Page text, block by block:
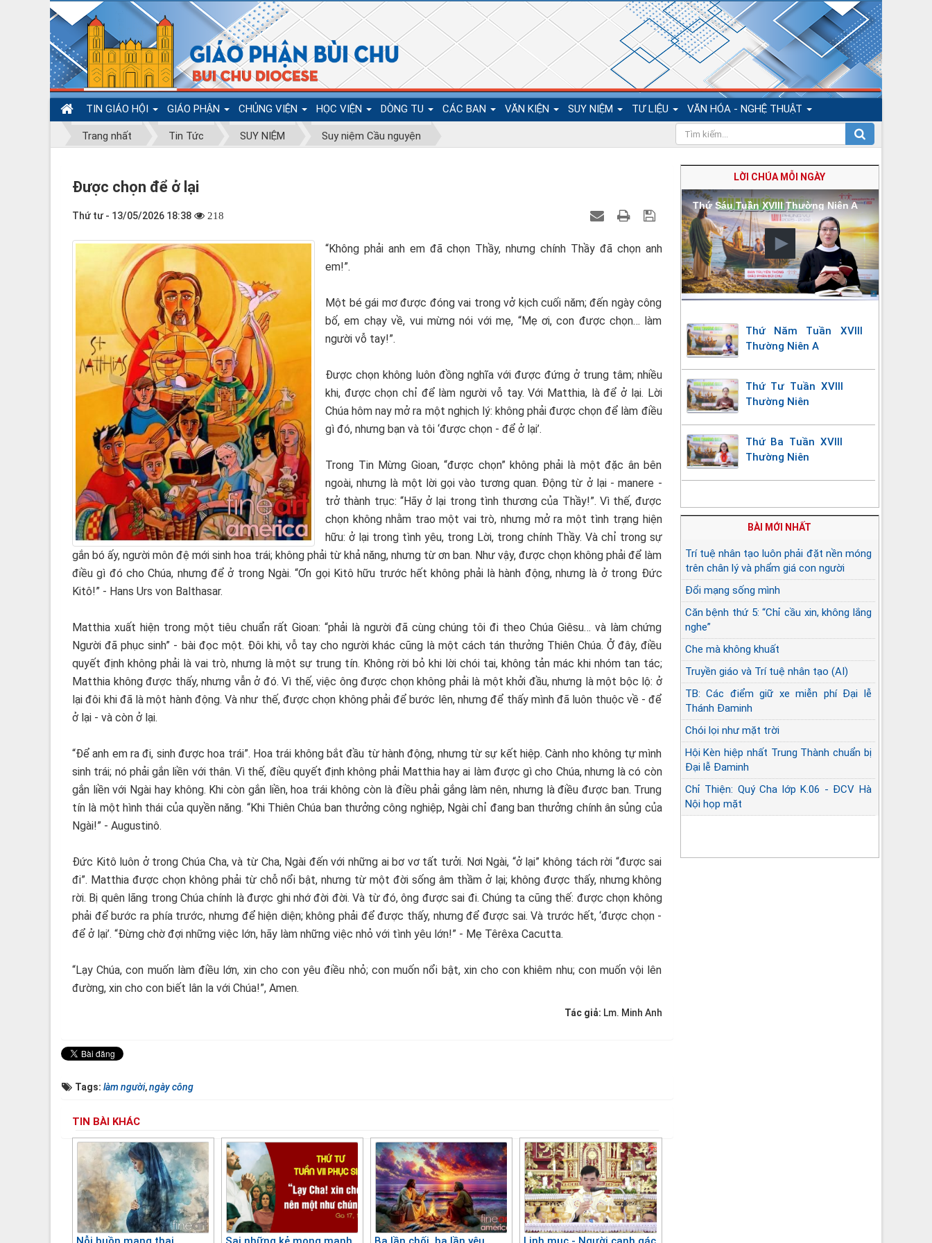
TIN GIÁO HỘI GIÁO PHẬN CHỦNG VIỆN HỌC VIỆN DÒNG TU CÁC BAN VĂN KIỆN SUY NIỆM TƯ LIỆU VĂN HÓA - NGHỆ THUẬT
Trang nhất Tin Tức SUY NIỆM Suy niệm Cầu nguyện
Được chọn để ở lại
Thứ tư - 13/05/2026 18:38 218
“Không phải anh em đã chọn Thầy, nhưng chính Thầy đã chọn anh
em!”.
Một bé gái mơ được đóng vai trong vở kịch cuối năm; đến ngày công
bố, em chạy về, vui mừng nói với mẹ, “Mẹ ơi, con được chọn… làm
người vỗ tay!”.
Được chọn không luôn đồng nghĩa với được đứng ở trung tâm; nhiều
khi, được chọn chỉ để làm người vỗ tay. Với Matthia, là để ở lại. Lời
Chúa hôm nay mở ra một nghịch lý: không phải được chọn để làm điều
gì đó, nhưng bạn và tôi ‘được chọn - để ở lại’.
Trong Tin Mừng Gioan, “được chọn” không phải là một đặc ân bên
ngoài, nhưng là một lời gọi vào tương quan. Động từ ở lại - manere -
trở thành trục: “Hãy ở lại trong tình thương của Thầy!”. Vì thế, được
chọn không nhằm trao một vai trò, nhưng mở ra một tình trạng hiện
hữu: ở lại trong tình yêu, trong Lời, trong chính Thầy. Và chỉ trong sự
gắn bó ấy, người môn đệ mới sinh hoa trái; không phải từ khả năng, nhưng từ ơn ban. Như vậy, được chọn không phải để làm
điều gì đó cho Chúa, nhưng để ở trong Ngài. “Ơn gọi Kitô hữu trước hết không phải là hành động, nhưng là ở trong Đức
Kitô!” - Hans Urs von Balthasar.
Matthia xuất hiện trong một tiêu chuẩn rất Gioan: “phải là người đã cùng chúng tôi đi theo Chúa Giêsu… và làm chứng
Người đã phục sinh” - bài đọc một. Đôi khi, vỗ tay cho người khác cũng là một cách tán thưởng Thiên Chúa. Ở đây, điều
quyết định không phải là vai trò, nhưng là một sự trung tín. Không rời bỏ khi lời chói tai, không tản mác khi nhóm tan tác;
Matthia không được thấy, nhưng vẫn ở đó. Vì thế, việc ông được chọn không phải là một khởi đầu, nhưng là một bộc lộ: ở
lại đôi khi đã là một hành động. Và như thế, được chọn không phải để bước lên, nhưng để thấy mình đã luôn thuộc về - để
ở lại - và còn ở lại.
“Để anh em ra đi, sinh được hoa trái”. Hoa trái không bắt đầu từ hành động, nhưng từ sự kết hiệp. Cành nho không tự mình
sinh trái; nó phải gắn liền với thân. Vì thế, điều quyết định không phải Matthia hay ai làm được gì cho Chúa, nhưng là có còn
gắn liền với Ngài hay không. Khi còn gắn liền, hoa trái không còn là điều phải gắng làm nên, nhưng là điều được ban. Trung
tín là một hình thái của quyền năng. “Khi Thiên Chúa ban thưởng công nghiệp, Ngài chỉ đang ban thưởng chính ân sủng của
Ngài!” - Augustinô.
Đức Kitô luôn ở trong Chúa Cha, và từ Cha, Ngài đến với những ai bơ vơ tất tưởi. Nơi Ngài, “ở lại” không tách rời “được sai
đi”. Matthia được chọn không phải từ chỗ nổi bật, nhưng từ một đời sống âm thầm ở lại; không được thấy, nhưng không
rời. Bị quên lãng trong Chúa chính là được ghi nhớ đời đời. Và từ đó, ông được sai đi. Chúng ta cũng thế: được chọn không
phải để bước ra phía trước, nhưng để hiện diện; không phải để được thấy, nhưng để được sai. Và trước hết, ‘được chọn -
để ở lại’. “Đừng chờ đợi những việc lớn, hãy làm những việc nhỏ với tình yêu lớn!” - Mẹ Têrêxa Cacutta.
“Lạy Chúa, con muốn làm điều lớn, xin cho con yêu điều nhỏ; con muốn nổi bật, xin cho con khiêm nhu; con muốn vội lên
đường, xin cho con biết lân la với Chúa!”, Amen.
Tác giả: Lm. Minh Anh
Tags: làm người,ngày công
TIN BÀI KHÁC
LỜI CHÚA MỖI NGÀY
Thứ Sáu Tuần XVIII Thường Niên A
Thứ Năm Tuần XVIII
Thường Niên A
Thứ Tư Tuần XVIII
Thường Niên
Thứ Ba Tuần XVIII
Thường Niên
BÀI MỚI NHẤT
Trí tuệ nhân tạo luôn phải đặt nền móng
trên chân lý và phẩm giá con người
Đổi mạng sống mình
Căn bệnh thứ 5: “Chỉ cầu xin, không lắng
nghe”
Che mà không khuất
Truyền giáo và Trí tuệ nhân tạo (AI)
TB: Các điểm giữ xe miễn phí Đại lễ
Thánh Đaminh
Chói lọi như mặt trời
Hội Kèn hiệp nhất Trung Thành chuẩn bị
Đại lễ Đaminh
Chỉ Thiện: Quý Cha lớp K.06 - ĐCV Hà
Nội họp mặt